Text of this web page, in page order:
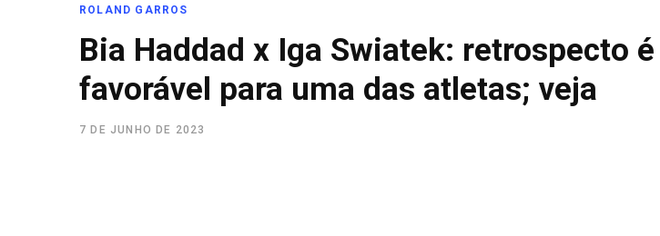
ROLAND GARROS
Bia Haddad x Iga Swiatek: retrospecto é
favorável para uma das atletas; veja
7 DE JUNHO DE 2023